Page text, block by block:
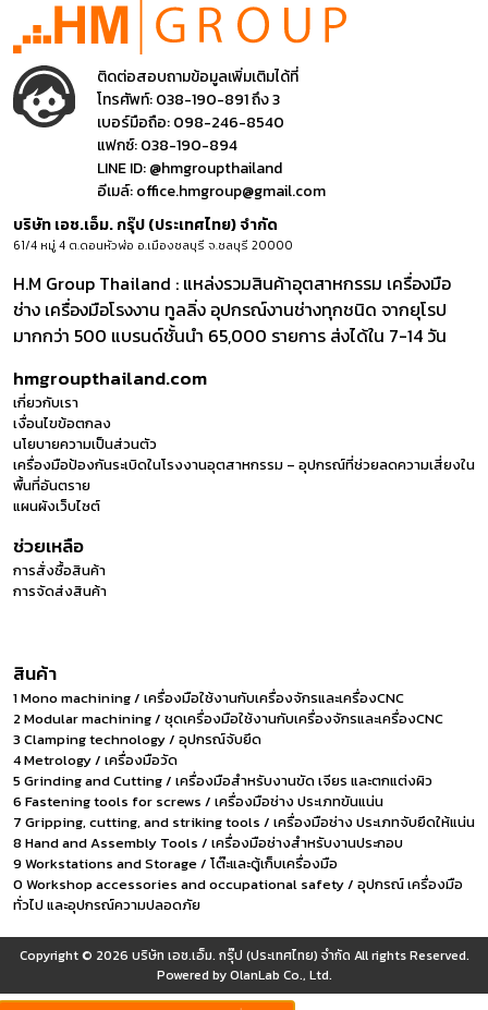
ติดต่อสอบถามข้อมูลเพิ่มเติมได้ที่
โทรศัพท์:038-190-891 ถึง 3
เบอร์มือถือ:098-246-8540
แฟกซ์:038-190-894
LINE ID:@hmgroupthailand
อีเมล์:office.hmgroup@gmail.com
บริษัท เอช.เอ็ม. กรุ๊ป (ประเทศไทย) จำกัด
61/4 หมู่ 4 ต.ดอนหัวฬ่อ อ.เมืองชลบุรี จ.ชลบุรี 20000
H.M Group Thailand : แหล่งรวมสินค้าอุตสาหกรรม เครื่องมือ
ช่าง เครื่องมือโรงงาน ทูลลิ่ง อุปกรณ์งานช่างทุกชนิด จากยุโรป
มากกว่า 500 แบรนด์ชั้นนำ 65,000 รายการ ส่งได้ใน 7-14 วัน
hmgroupthailand.com
เกี่ยวกับเรา
เงื่อนไขข้อตกลง
นโยบายความเป็นส่วนตัว
เครื่องมือป้องกันระเบิดในโรงงานอุตสาหกรรม – อุปกรณ์ที่ช่วยลดความเสี่ยงใน
พื้นที่อันตราย
แผนผังเว็บไซต์
ช่วยเหลือ
การสั่งซื้อสินค้า
การจัดส่งสินค้า
สินค้า
1 Mono machining / เครื่องมือใช้งานกับเครื่องจักรและเครื่องCNC
2 Modular machining / ชุดเครื่องมือใช้งานกับเครื่องจักรและเครื่องCNC
3 Clamping technology / อุปกรณ์จับยึด
4 Metrology / เครื่องมือวัด
5 Grinding and Cutting / เครื่องมือสำหรับงานขัด เจียร และตกแต่งผิว
6 Fastening tools for screws / เครื่องมือช่าง ประเภทขันแน่น
7 Gripping, cutting, and striking tools / เครื่องมือช่าง ประเภทจับยึดให้แน่น
8 Hand and Assembly Tools / เครื่องมือช่างสำหรับงานประกอบ
9 Workstations and Storage / โต๊ะและตู้เก็บเครื่องมือ
0 Workshop accessories and occupational safety / อุปกรณ์ เครื่องมือ
ทั่วไป และอุปกรณ์ความปลอดภัย
Copyright © 2026 บริษัท เอช.เอ็ม. กรุ๊ป (ประเทศไทย) จำกัด All rights Reserved.
Powered byOlanLab Co., Ltd.